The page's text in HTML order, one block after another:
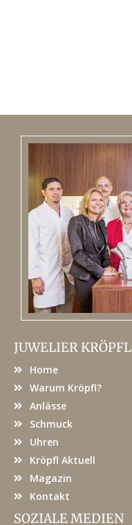
JUWELIER KRÖPFL
Home
Warum Kröpfl?
Anlässe
Schmuck
Uhren
Kröpfl Aktuell
Magazin
Kontakt
SOZIALE MEDIEN